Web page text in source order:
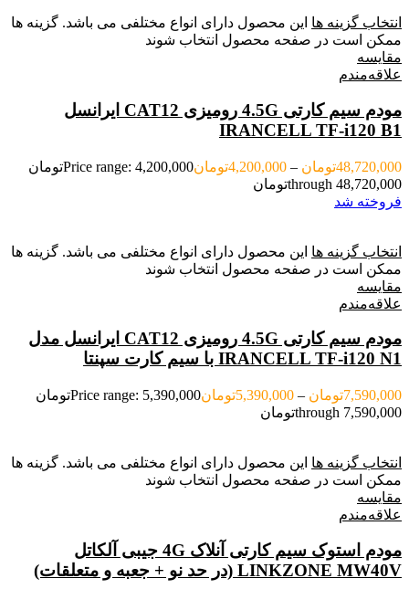
انتخاب گزینه ها این محصول دارای انواع مختلفی می باشد. گزینه ها
ممکن است در صفحه محصول انتخاب شوند
مقایسه
علاقه‌مندم
مودم سیم کارتی 4.5G رومیزی CAT12 ایرانسل
IRANCELL TF-i120 B1
48,720,000تومان –
4,200,000تومان
Price range: 4,200,000تومان
through 48,720,000تومان
فروخته شد
انتخاب گزینه ها این محصول دارای انواع مختلفی می باشد. گزینه ها
ممکن است در صفحه محصول انتخاب شوند
مقایسه
علاقه‌مندم
مودم سیم کارتی 4.5G رومیزی CAT12 ایرانسل مدل
IRANCELL TF-i120 N1 با سیم کارت سپنتا
7,590,000تومان –
5,390,000تومان
Price range: 5,390,000تومان
through 7,590,000تومان
انتخاب گزینه ها این محصول دارای انواع مختلفی می باشد. گزینه ها
ممکن است در صفحه محصول انتخاب شوند
مقایسه
علاقه‌مندم
مودم استوک سیم کارتی آنلاک 4G جیبی آلکاتل
LINKZONE MW40V (در حد نو + جعبه و متعلقات)